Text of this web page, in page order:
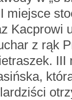
miejsce
Kacprowi
z rąk
III